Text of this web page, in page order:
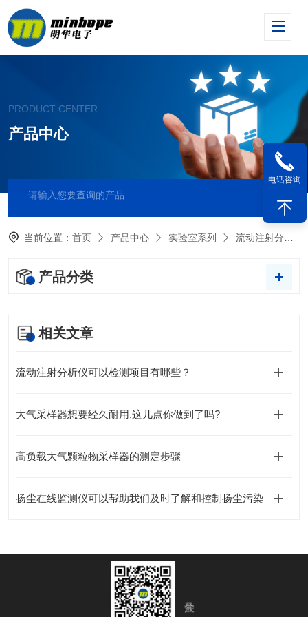
PRODUCT CENTER
产品中心
当前位置：首页 产品中心 实验室系列 流动注射分析仪
产品分类
相关文章
流动注射分析仪可以检测项目有哪些？
大气采样器想要经久耐用,这几点你做到了吗?
高负载大气颗粒物采样器的测定步骤
扬尘在线监测仪可以帮助我们及时了解和控制扬尘污染
电话咨询